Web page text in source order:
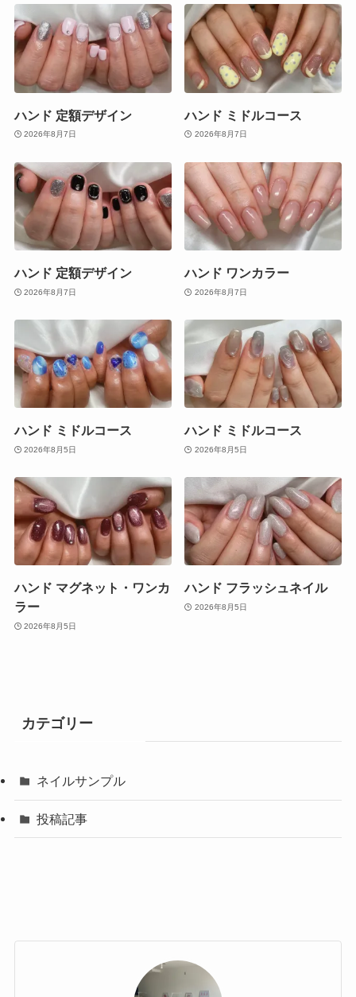
ハンド 定額デザイン
2026年8月7日
ハンド ミドルコース
2026年8月7日
ハンド 定額デザイン
2026年8月7日
ハンド ワンカラー
2026年8月7日
ハンド ミドルコース
2026年8月5日
ハンド ミドルコース
2026年8月5日
ハンド マグネット・ワンカ
ラー
2026年8月5日
ハンド フラッシュネイル
2026年8月5日
カテゴリー
ネイルサンプル
投稿記事